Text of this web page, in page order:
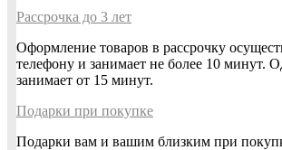
Рассрочка до 3 лет
Оформление товаров в рассрочку
телефону и занимает не более 10 минут.
занимает от 15 минут.
Подарки при покупке
Подарки вам и вашим близким при